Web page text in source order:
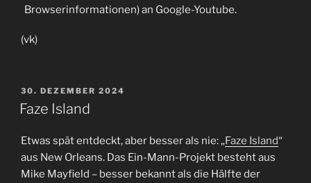
Browserinformationen) an Google-Youtube.
(vk)
VERÖFFENTLICHT
AM
30. DEZEMBER 2024
Faze Island
Etwas spät entdeckt, aber besser als nie: „Faze Island“
aus New Orleans. Das Ein-Mann-Projekt besteht aus
Mike Mayfield – besser bekannt als die Hälfte der